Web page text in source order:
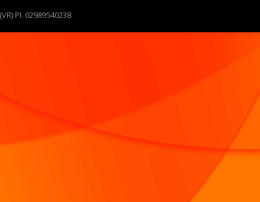
PI. 02989540238